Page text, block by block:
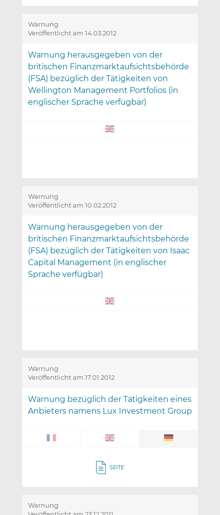
Warnung
Veröffentlicht am 14.03.2012
Warnung herausgegeben von der
britischen Finanzmarktaufsichtsbehörde
(FSA) bezüglich der Tätigkeiten von
Wellington Management Portfolios (in
englischer Sprache verfügbar)
Warnung
Veröffentlicht am 10.02.2012
Warnung herausgegeben von der
britischen Finanzmarktaufsichtsbehörde
(FSA) bezüglich der Tätigkeiten von Isaac
Capital Management (in englischer
Sprache verfügbar)
Warnung
Veröffentlicht am 17.01.2012
Warnung bezüglich der Tätigkeiten eines
Anbieters namens Lux Investment Group
SEITE
Warnung